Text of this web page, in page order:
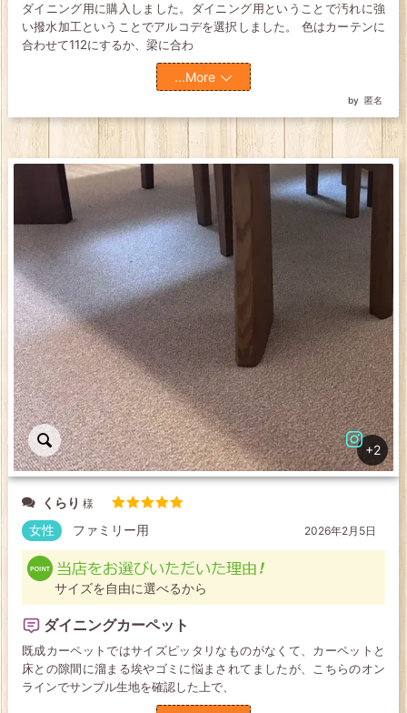
匿名
ダイニング用に購入しました。ダイニング用ということで汚れに強
い撥水加工ということでアルコデを選択しました。 色はカーテンに
合わせて112にするか、梁に合わ
...More
+2
くらり
評価
2026年2月5日
女性 ファミリー用
サイズを自由に選べるから
ダイニングカーペット
既成カーペットではサイズピッタリなものがなくて、カーペットと
床との隙間に溜まる埃やゴミに悩まされてましたが、こちらのオン
ラインでサンプル生地を確認した上で、